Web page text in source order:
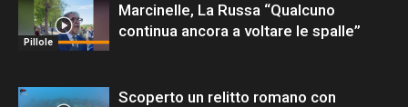
Pillole
Marcinelle, La Russa “Qualcuno
continua ancora a voltare le spalle”
Scoperto un relitto romano con